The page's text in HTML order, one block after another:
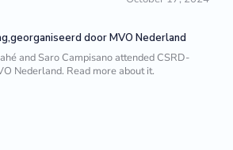
door MVO Nederland
and Saro Campisano attended CSRD-
Nederland. Read more about it.